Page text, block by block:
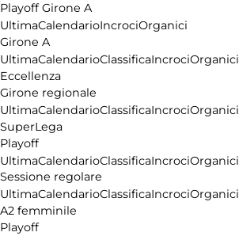
Playoff Girone A
UltimaCalendarioIncrociOrganici
Girone A
UltimaCalendarioClassificaIncrociOrganici
Eccellenza
Girone regionale
UltimaCalendarioClassificaIncrociOrganici
SuperLega
Playoff
UltimaCalendarioClassificaIncrociOrganici
Sessione regolare
UltimaCalendarioClassificaIncrociOrganici
A2 femminile
Playoff